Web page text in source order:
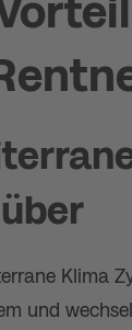
Klima
und